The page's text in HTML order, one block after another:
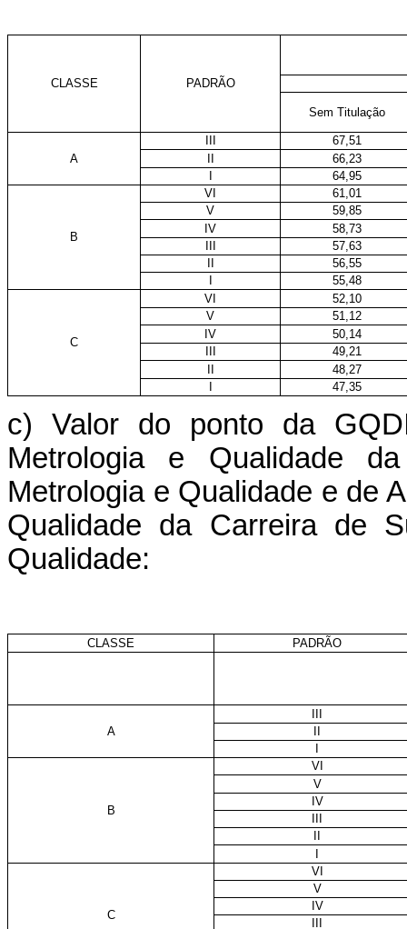
CLASSE PADRÃO
Sem Titulação
A
67,51
66,23
64,95
B
VI
61,01
V
59,85
IV
58,73
57,63
56,55
55,48
C
VI
52,10
V
51,12
IV
50,14
49,21
48,27
47,35
c) Valor do ponto da
Metrologia e Qualidade
Metrologia e Qualidade e de
Qualidade da Carreira de
Qualidade:
CLASSE PADRÃO
A
B
VI
V
IV
C
VI
V
IV